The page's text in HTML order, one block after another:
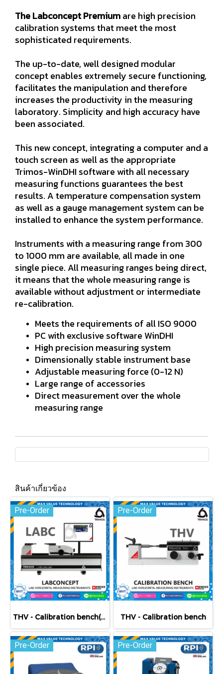
The Labconcept Premiumare high precision
calibration systems that meet the most
sophisticated requirements.
The up-to-date, well designed modular
concept enables extremely secure functioning,
facilitates the manipulation and therefore
increases the productivity in the measuring
laboratory. Simplicity and high accuracy have
been associated.
This new concept, integrating a computer and a
touch screen as well as the appropriate
Trimos-WinDHI software with all necessary
measuring functions guarantees the best
results. A temperature compensation system
as well as a gauge management system can be
installed to enhance the system performance.
Instruments with a measuring range from 300
to 1000 mm are available, all made in one
single piece. All measuring ranges being direct,
it means that the whole measuring range is
available without adjustment or intermediate
re-calibration.
Meets the requirements of all ISO 9000
PC with exclusive software WinDHI
High precision measuring system
Dimensionally stable instrument base
Adjustable measuring force (0-12 N)
Large range of accessories
Direct measurement over the whole
measuring range
สินค้าเกี่ยวข้อง
Pre-Order
THV - Calibration bench(copy)
Pre-Order
THV - Calibration bench
Pre-Order Pre-Order